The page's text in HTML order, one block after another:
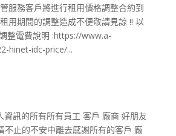
服務客戶將進行租用價格調整合約到
用期間的調整造成不便敬請見諒 !! 以
整電費說明 :https://www.a-
hinet-idc-price/...
訊的所有所有員工 客戶 廠商 好朋友
不止的不安中離去感謝所有的客戶 廠